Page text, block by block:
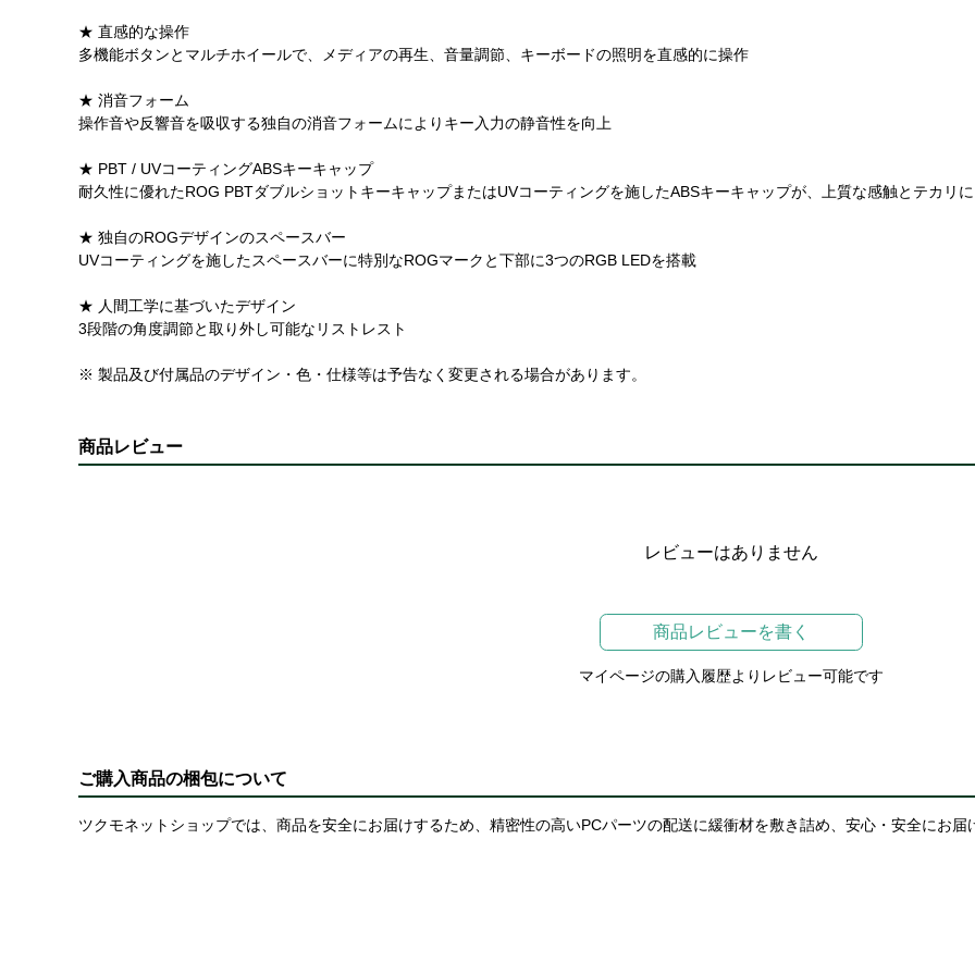
★ 直感的な操作
多機能ボタンとマルチホイールで、メディアの再生、音量調節、キーボードの照明を直感的に操作
★ 消音フォーム
操作音や反響音を吸収する独自の消音フォームによりキー入力の静音性を向上
★ PBT / UVコーティングABSキーキャップ
耐久性に優れたROG PBTダブルショットキーキャップまたはUVコーティングを施したABSキーキャップが、上質な感触とテカリ
★ 独自のROGデザインのスペースバー
UVコーティングを施したスペースバーに特別なROGマークと下部に3つのRGB LEDを搭載
★ 人間工学に基づいたデザイン
3段階の角度調節と取り外し可能なリストレスト
※ 製品及び付属品のデザイン・色・仕様等は予告なく変更される場合があります。
商品レビュー
レビューはありません
商品レビューを書く
マイページの購入履歴よりレビュー可能です
ご購入商品の梱包について
ツクモネットショップでは、商品を安全にお届けするため、精密性の高いPCパーツの配送に緩衝材を敷き詰め、安心・安全にお届